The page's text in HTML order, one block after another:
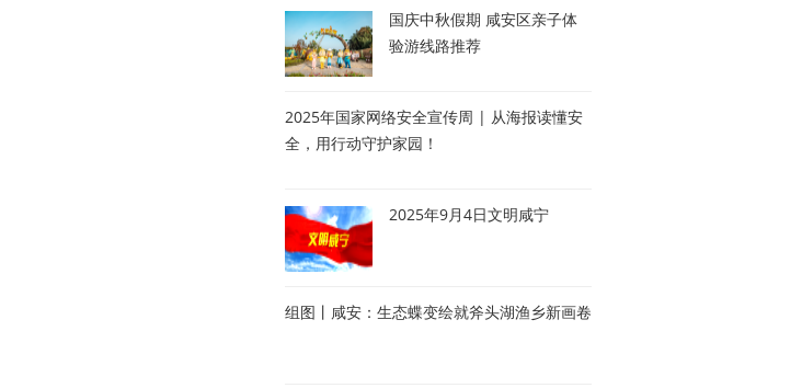
国庆中秋假期 咸安区亲子体
验游线路推荐
2025年国家网络安全宣传周 | 从海报读懂安
全，用行动守护家园！
2025年9月4日文明咸宁
组图丨咸安：生态蝶变绘就斧头湖渔乡新画卷